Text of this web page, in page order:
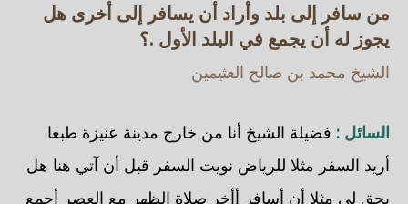
من سافر إلى بلد وأراد أن يسافر إلى أخرى هل
يجوز له أن يجمع في البلد الأول .؟
الشيخ محمد بن صالح العثيمين
السائل : فضيلة الشيخ أنا من خارج مدينة عنيزة طبعا
أريد السفر مثلا للرياض نويت السفر قبل أن آتي هنا هل
يحق لي مثلا أن أسافر أأخر صلاة الظهر مع العصر أجمع